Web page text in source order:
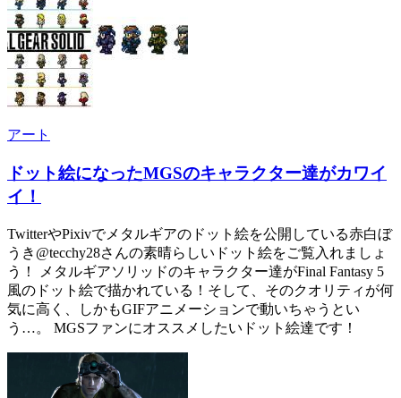
アート
ドット絵になったMGSのキャラクター達がカワイ
イ！
TwitterやPixivでメタルギアのドット絵を公開している赤白ぼ
うき@tecchy28さんの素晴らしいドット絵をご覧入れましょ
う！ メタルギアソリッドのキャラクター達がFinal Fantasy 5
風のドット絵で描かれている！そして、そのクオリティが何
気に高く、しかもGIFアニメーションで動いちゃうとい
う…。 MGSファンにオススメしたいドット絵達です！